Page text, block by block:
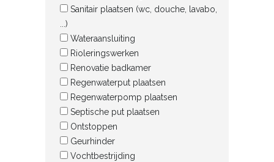
Sanitair plaatsen (wc, douche, lavabo,
...)
Wateraansluiting
Rioleringswerken
Renovatie badkamer
Regenwaterput plaatsen
Regenwaterpomp plaatsen
Septische put plaatsen
Ontstoppen
Geurhinder
Vochtbestrijding